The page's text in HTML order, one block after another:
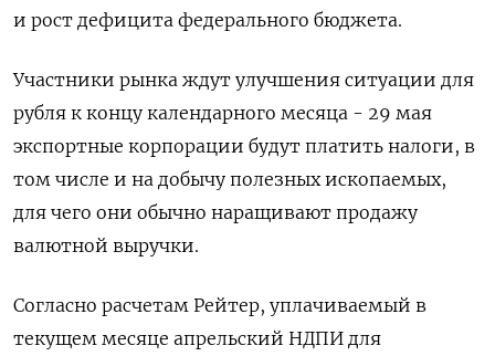
и рост дефицита федерального бюджета.
Участники рынка ждут улучшения ситуации для
рубля к концу календарного месяца - 29 мая
экспортные корпорации будут платить налоги, в
том числе и на добычу полезных ископаемых,
для чего они обычно наращивают продажу
валютной выручки.
Согласно расчетам Рейтер, уплачиваемый в
текущем месяце апрельский НДПИ для